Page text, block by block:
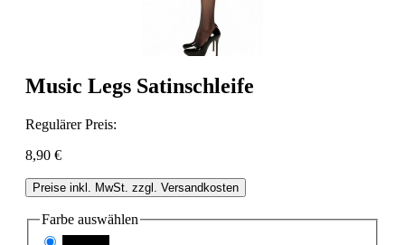
Music Legs Satinschleife
Regulärer Preis:
8,90 €
Preise inkl. MwSt. zzgl. Versandkosten
Farbe auswählen